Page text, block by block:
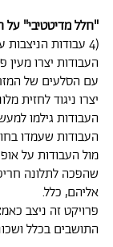
"חלל מדיטטיבי" על
(4 עבודות הניצבות על קצה מזח של חוף העיר)
העבודות יצרו מעין
עם הסלעים של
יצרו ניגוד לחזית
העבודות גילמו
העבודות שעמדו
מול העבודות על
שהפכה לתלונה
אליהם, כלל.
פרויקט זה ניצב
התושבים בכלל